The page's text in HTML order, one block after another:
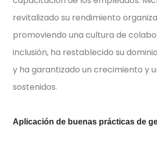
revitalizado su rendimiento
promoviendo una cultura de
inclusión, ha restablecido su
y ha garantizado un crecimiento y
sostenidos.
Aplicación de buenas prácticas de